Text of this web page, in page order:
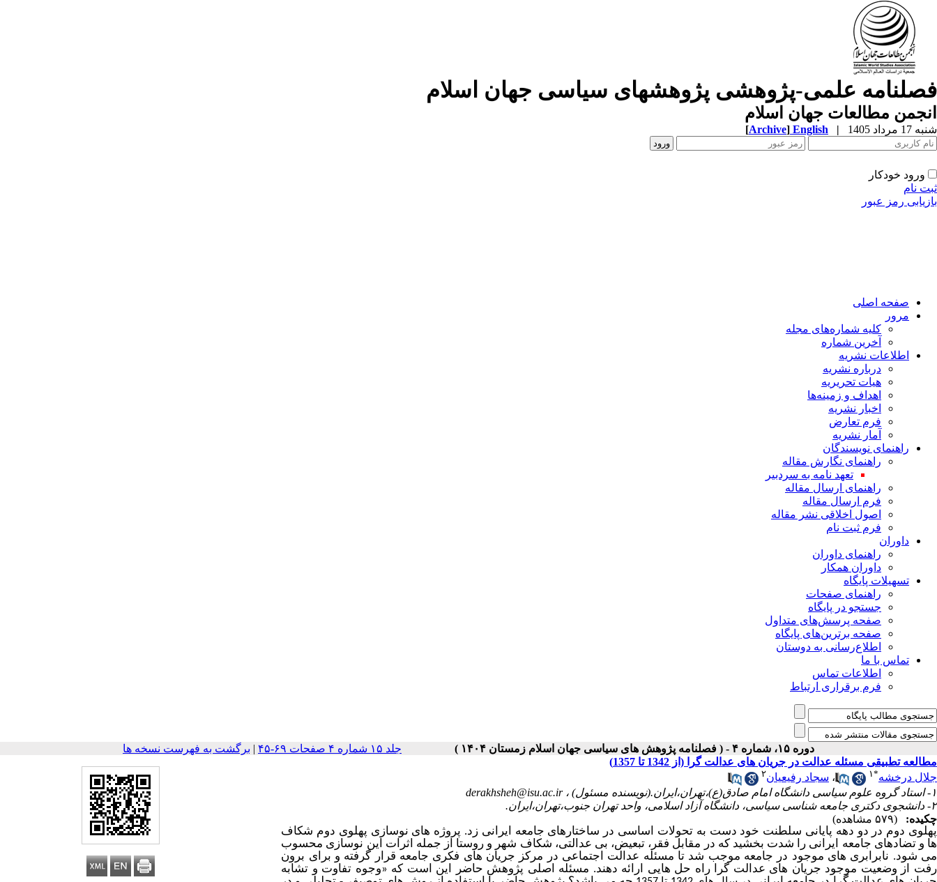
فصلنامه علمی-پژوهشی پژوهشهای سیاسی جهان اسلام
انجمن مطالعات جهان اسلام
شنبه 17 مرداد 1405 |
English
[Archive]
ورود خودکار
ثبت نام
بازیابی رمز عبور
صفحه اصلی
مرور
کلیه شماره‌های مجله
آخرین شماره
اطلاعات نشریه
درباره نشریه
هیات تحریریه
اهداف و زمینه‌ها
اخبار نشریه
فرم تعارض
آمار نشریه
راهنمای نویسندگان
راهنمای نگارش مقاله
تعهد نامه به سردبیر
راهنمای ارسال مقاله
فرم ارسال مقاله
اصول اخلاقی نشر مقاله
فرم ثبت نام
داوران
راهنمای داوران
داوران همکار
تسهیلات پایگاه
راهنمای صفحات
جستجو در پایگاه
صفحه پرسش‌های متداول
صفحه برترین‌های پایگاه
اطلاع‌رسانی به دوستان
تماس با ما
اطلاعات تماس
فرم برقراری ارتباط
دوره ۱۵، شماره ۴ - ( فصلنامه پژوهش های سیاسی جهان اسلام زمستان ۱۴۰۴ ) جلد ۱۵ شماره ۴ صفحات ۶۹-۴۵ | برگشت به فهرست نسخه ها
مطالعه تطبیقی مسئله عدالت در جریان های عدالت گرا (از 1342 تا 1357)
جلال درخشه*۱ ، سجاد رفیعیان۲
۱- استاد گروه علوم سیاسی دانشگاه امام صادق(ع)،تهران،ایران.(نویسنده مسئول) ،
derakhsheh@isu.ac.ir
۲- دانشجوی دکتری جامعه شناسی سیاسی، دانشگاه آزاد اسلامی، واحد تهران جنوب،تهران،ایران.
چکیده:
(۵۷۹ مشاهده)
پهلوی دوم در دو دهه پایانی سلطنت خود دست به تحولات اساسی در ساختارهای جامعه ایرانی زد. پروژه های نوسازی پهلوی دوم شکاف
ها و تضادهای جامعه ایرانی را شدت بخشید که در مقابل فقر، تبعیض، بی عدالتی، شکاف شهر و روستا از جمله اثرات این نوسازی محسوب
می شود. نابرابری های موجود در جامعه موجب شد تا مسئله عدالت اجتماعی در مرکز جریان های فکری جامعه قرار گرفته و برای برون
رفت از وضعیت موجود جریان های عدالت گرا راه حل هایی ارائه دهند. مسئله اصلی پژوهش حاضر این است که «وجوه تفاوت و تشابه